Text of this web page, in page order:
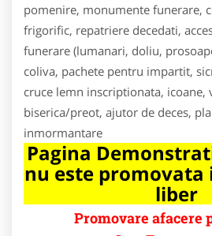
pomenire, monumente funerare,
frigorific, repatriere decedati,
funerare (lumanari, doliu,
coliva, pachete pentru impartit,
cruce lemn inscriptionata, icoane,
biserica/preot, ajutor de deces,
inmormantare
Pagina
nu este promovata
liber
Promovare afacere